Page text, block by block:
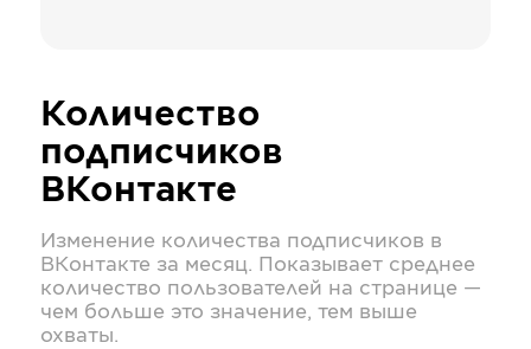
Количество
подписчиков
ВКонтакте
Изменение количества подписчиков в
ВКонтакте за месяц. Показывает среднее
количество пользователей на странице —
чем больше это значение, тем выше
охваты.